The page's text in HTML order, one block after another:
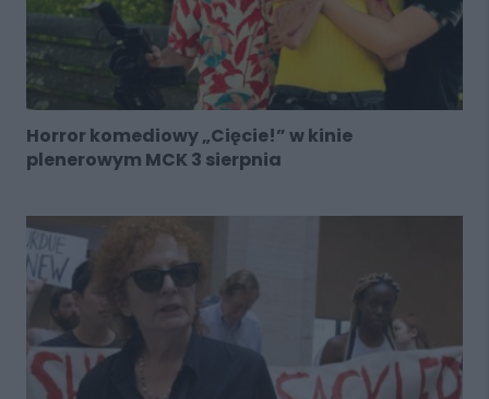
Horror komediowy „Cięcie!” w kinie
plenerowym MCK 3 sierpnia